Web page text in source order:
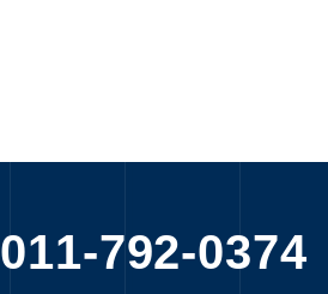
011-792-0374